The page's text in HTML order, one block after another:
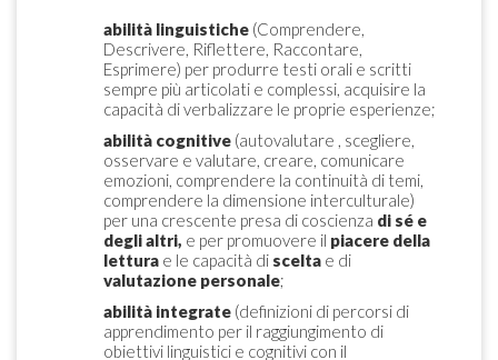
abilità linguistiche(Comprendere,
Descrivere, Riflettere, Raccontare,
Esprimere) per produrre testi orali e scritti
sempre più articolati e complessi, acquisire la
capacità di verbalizzare le proprie esperienze;
abilità cognitive(autovalutare , scegliere,
osservare e valutare, creare, comunicare
emozioni, comprendere la continuità di temi,
comprendere la dimensione interculturale)
per una crescente presa di coscienza di sé e
degli altri, e per promuovere il piacere della
letturae le capacità di sceltae di
valutazione personale;
abilità integrate(definizioni di percorsi di
apprendimento per il raggiungimento di
obiettivi linguistici e cognitivi con il